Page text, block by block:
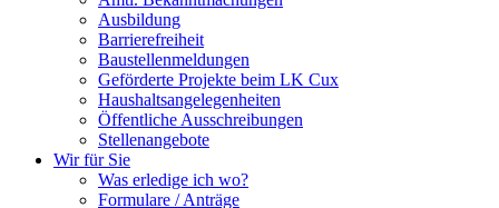
Ausbildung
Barrierefreiheit
Baustellenmeldungen
Geförderte Projekte beim LK Cux
Haushaltsangelegenheiten
Öffentliche Ausschreibungen
Stellenangebote
Wir für Sie
Was erledige ich wo?
Formulare / Anträge